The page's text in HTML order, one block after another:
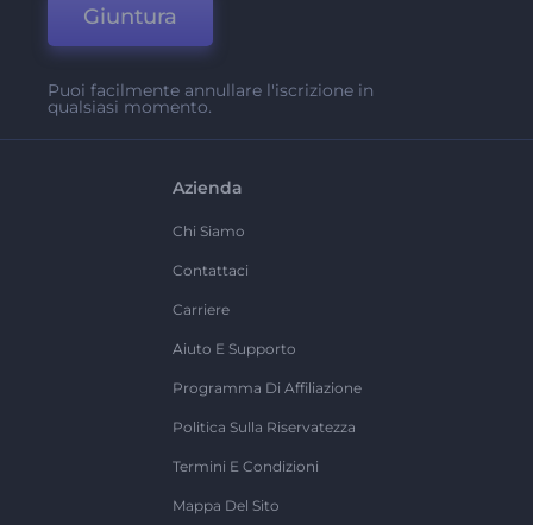
Giuntura
Puoi facilmente annullare l'iscrizione in
qualsiasi momento.
Azienda
Chi Siamo
Contattaci
Carriere
Aiuto E Supporto
Programma Di Affiliazione
Politica Sulla Riservatezza
Termini E Condizioni
Mappa Del Sito